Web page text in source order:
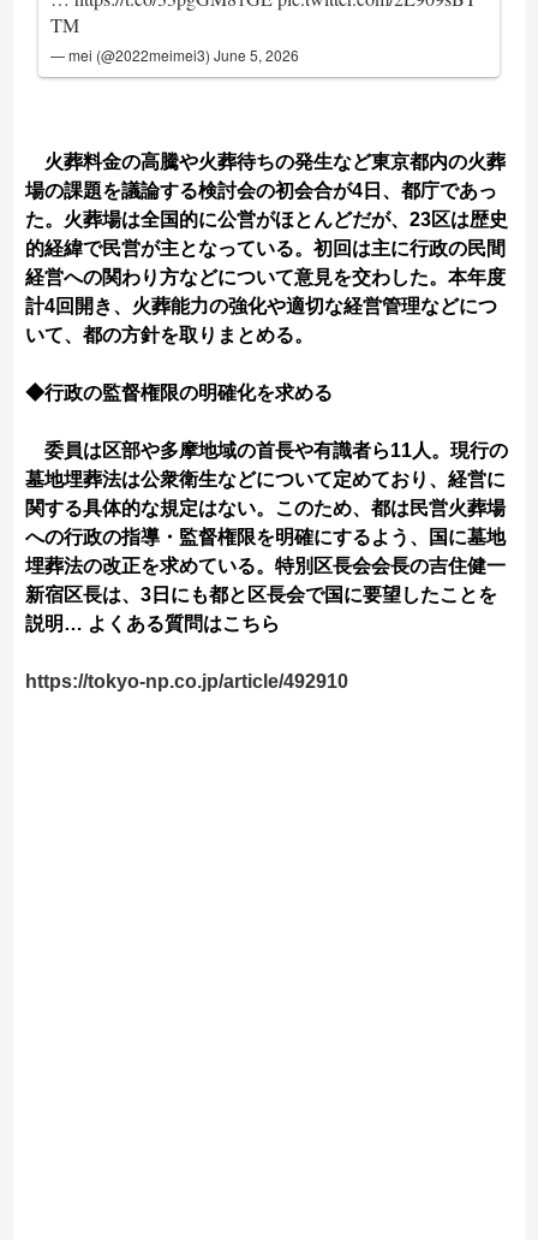
TM
— mei (@2022meimei3)June 5, 2026
火葬料金の高騰や火葬待ちの発生など東京都内の火葬
場の課題を議論する検討会の初会合が4日、都庁であっ
た。火葬場は全国的に公営がほとんどだが、23区は歴史
的経緯で民営が主となっている。初回は主に行政の民間
経営への関わり方などについて意見を交わした。本年度
計4回開き、火葬能力の強化や適切な経営管理などにつ
いて、都の方針を取りまとめる。
◆行政の監督権限の明確化を求める
委員は区部や多摩地域の首長や有識者ら11人。現行の
墓地埋葬法は公衆衛生などについて定めており、経営に
関する具体的な規定はない。このため、都は民営火葬場
への行政の指導・監督権限を明確にするよう、国に墓地
埋葬法の改正を求めている。特別区長会会長の吉住健一
新宿区長は、3日にも都と区長会で国に要望したことを
説明… よくある質問はこちら
https://tokyo-np.co.jp/article/492910